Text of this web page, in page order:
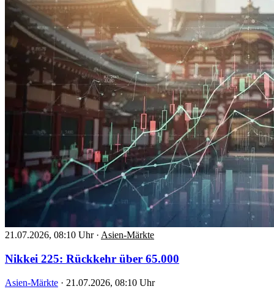
21.07.2026, 08:10 Uhr · Asien-Märkte
Nikkei 225: Rückkehr über 65.000
Asien-Märkte · 21.07.2026, 08:10 Uhr